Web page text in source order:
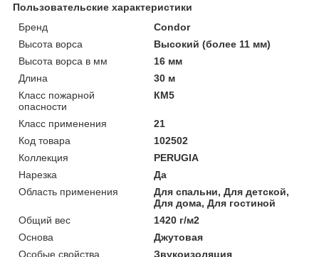
Пользовательские характеристики
Бренд
Condor
Высота ворса
Высокий (более 11 мм)
Высота ворса в мм
16 мм
Длина
30 м
Класс пожарной
опасности
КМ5
Класс применения
21
Код товара
102502
Коллекция
PERUGIA
Нарезка
Да
Область применения
Для спальни, Для детской,
Для дома, Для гостиной
Общий вес
1420 г/м2
Основа
Джутовая
Особые свойства
Звукоизоляция